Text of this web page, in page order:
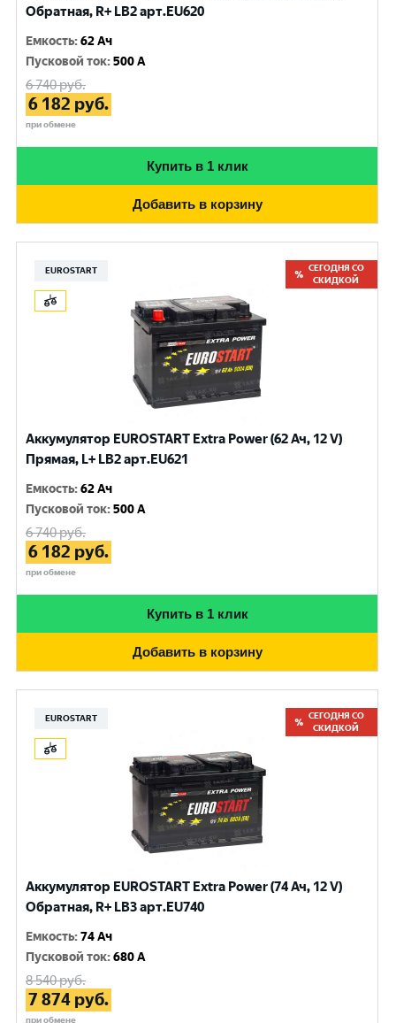
Обратная, R+ LB2 арт.EU620
Емкость:62 Ач
Пусковой ток:500 A
6 740руб.
6 182 руб.
при обмене
Купить в 1 клик
Добавить в корзину
EUROSTART
СЕГОДНЯ СО
СКИДКОЙ
Аккумулятор EUROSTART Extra Power (62 Ач, 12 V)
Прямая, L+ LB2 арт.EU621
Емкость:62 Ач
Пусковой ток:500 A
6 740руб.
6 182 руб.
при обмене
Купить в 1 клик
Добавить в корзину
EUROSTART
СЕГОДНЯ СО
СКИДКОЙ
Аккумулятор EUROSTART Extra Power (74 Ач, 12 V)
Обратная, R+ LB3 арт.EU740
Емкость:74 Ач
Пусковой ток:680 A
8 540руб.
7 874 руб.
при обмене